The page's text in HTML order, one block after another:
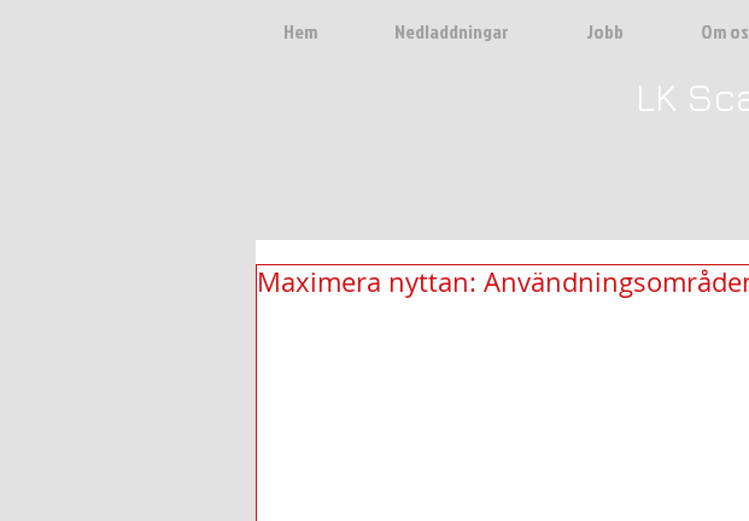
Hem Nedladdningar Jobb Om
LK
Maximera nyttan: